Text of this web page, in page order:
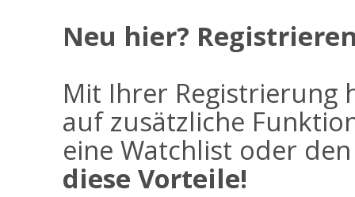
Neu hier?
Mit Ihrer Registrierung
auf zusätzliche
eine Watchlist oder
diese Vorteile!